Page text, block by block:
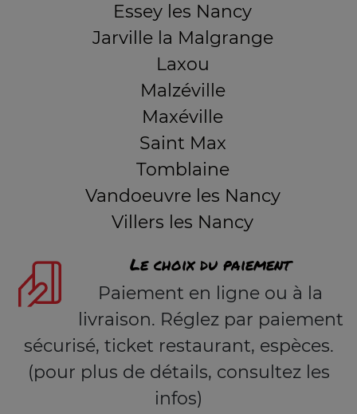
Essey les Nancy
Jarville la Malgrange
Laxou
Malzéville
Maxéville
Saint Max
Tomblaine
Vandoeuvre les Nancy
Villers les Nancy
Le choix du paiement
Paiement en ligne ou à la
livraison. Réglez par paiement
sécurisé, ticket restaurant, espèces.
(pour plus de détails, consultez les
infos)